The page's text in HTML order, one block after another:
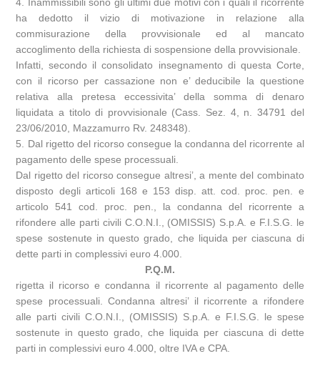
ha dedotto il vizio di motivazione in relazione alla
commisurazione della provvisionale ed al mancato
accoglimento della richiesta di sospensione della provvisionale.
Infatti, secondo il consolidato insegnamento di questa Corte,
con il ricorso per cassazione non e’ deducibile la questione
relativa alla pretesa eccessivita’ della somma di denaro
liquidata a titolo di provvisionale (Cass. Sez. 4, n. 34791 del
23/06/2010, Mazzamurro Rv. 248348).
5. Dal rigetto del ricorso consegue la condanna del ricorrente al
pagamento delle spese processuali.
Dal rigetto del ricorso consegue altresi’, a mente del combinato
disposto degli articoli 168 e 153 disp. att. cod. proc. pen. e
articolo 541 cod. proc. pen., la condanna del ricorrente a
rifondere alle parti civili C.O.N.I., (OMISSIS) S.p.A. e F.I.S.G. le
spese sostenute in questo grado, che liquida per ciascuna di
dette parti in complessivi euro 4.000.
P.Q.M.
rigetta il ricorso e condanna il ricorrente al pagamento delle
spese processuali. Condanna altresi’ il ricorrente a rifondere
alle parti civili C.O.N.I., (OMISSIS) S.p.A. e F.I.S.G. le spese
sostenute in questo grado, che liquida per ciascuna di dette
parti in complessivi euro 4.000, oltre IVA e CPA.